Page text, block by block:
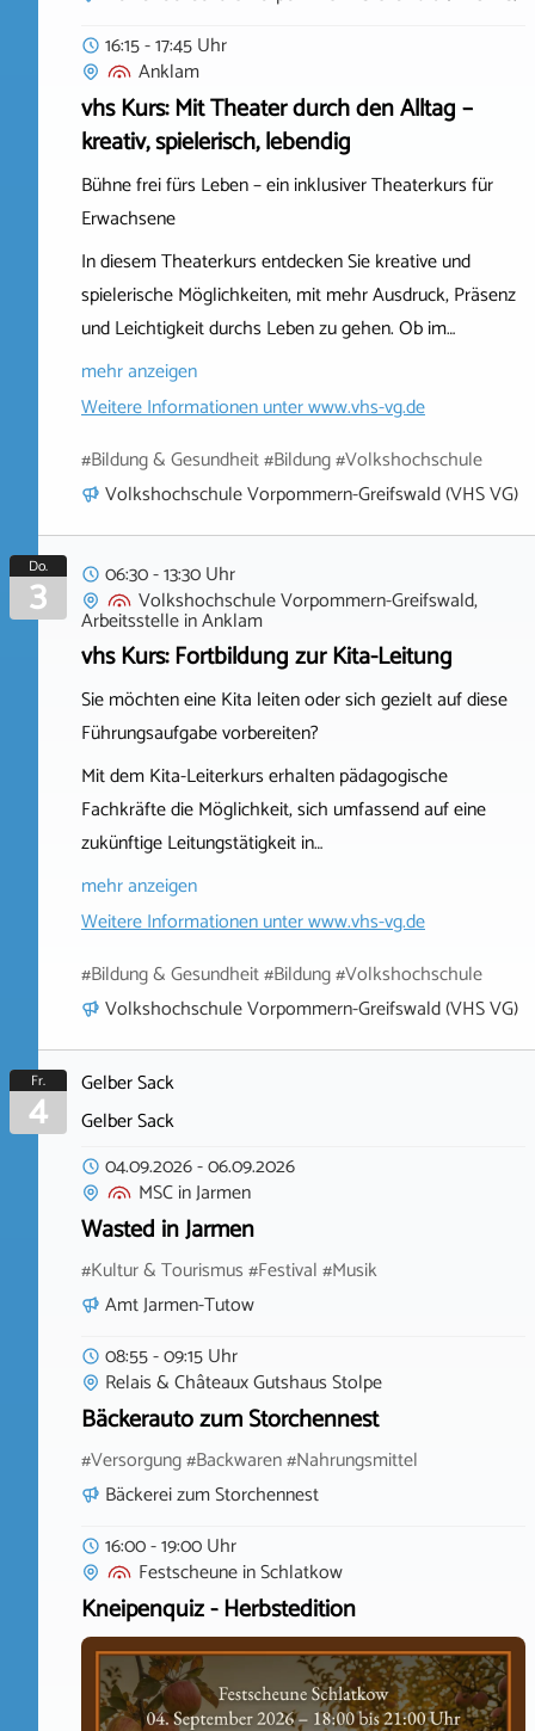
16:15 - 17:45 Uhr
Anklam
vhs Kurs: Mit Theater durch den Alltag –
kreativ, spielerisch, lebendig
Bühne frei fürs Leben – ein inklusiver Theaterkurs für
Erwachsene
In diesem Theaterkurs entdecken Sie kreative und
spielerische Möglichkeiten, mit mehr Ausdruck, Präsenz
und Leichtigkeit durchs Leben zu gehen. Ob im…
mehr anzeigen
Weitere Informationen unterwww.vhs-vg.de
#Bildung & Gesundheit #Bildung #Volkshochschule
Volkshochschule Vorpommern-Greifswald (VHS VG)
Do.
3
06:30 - 13:30 Uhr
Volkshochschule Vorpommern-Greifswald,
ArbeitsstelleinAnklam
vhs Kurs: Fortbildung zur Kita-Leitung
Sie möchten eine Kita leiten oder sich gezielt auf diese
Führungsaufgabe vorbereiten?
Mit dem Kita-Leiterkurs erhalten pädagogische
Fachkräfte die Möglichkeit, sich umfassend auf eine
zukünftige Leitungstätigkeit in…
mehr anzeigen
Weitere Informationen unterwww.vhs-vg.de
#Bildung & Gesundheit #Bildung #Volkshochschule
Volkshochschule Vorpommern-Greifswald (VHS VG)
Fr.
4
Gelber Sack
Gelber Sack
04.09.2026-06.09.2026
MSCinJarmen
Wasted in Jarmen
#Kultur & Tourismus #Festival #Musik
Amt Jarmen-Tutow
08:55 - 09:15 Uhr
Relais & Châteaux Gutshaus Stolpe
Bäckerauto zum Storchennest
#Versorgung #Backwaren #Nahrungsmittel
Bäckerei zum Storchennest
16:00 - 19:00 Uhr
FestscheuneinSchlatkow
Kneipenquiz - Herbstedition